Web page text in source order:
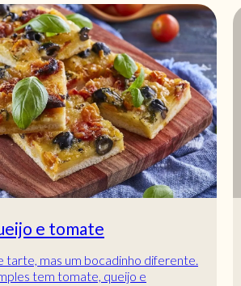
e tomate
tarte, mas um bocadinho diferente.
tem tomate, queijo e